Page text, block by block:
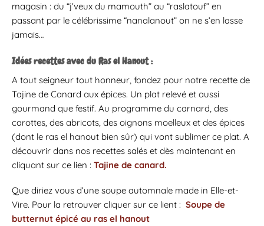
magasin : du “j’veux du mamouth” au “raslatouf” en
passant par le célébrissime “nanalanout” on ne s’en lasse
jamais…
Idées recettes avec du Ras el Hanout :
A tout seigneur tout honneur, fondez pour notre recette de
Tajine de Canard aux épices. Un plat relevé et aussi
gourmand que festif. Au programme du carnard, des
carottes, des abricots, des oignons moelleux et des épices
(dont le ras el hanout bien sûr) qui vont sublimer ce plat. A
découvrir dans nos recettes salés et dès maintenant en
cliquant sur ce lien : Tajine de canard.
Que diriez vous d’une soupe automnale made in Elle-et-
Vire. Pour la retrouver cliquer sur ce lient : Soupe de
butternut épicé au ras el hanout